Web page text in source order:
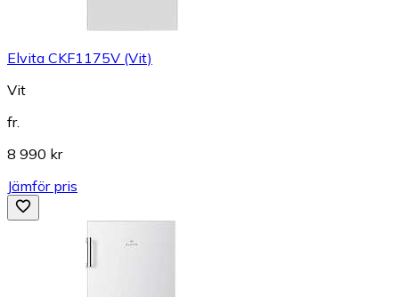
Elvita CKF1175V (Vit)
Vit
fr.
8 990 kr
Jämför pris